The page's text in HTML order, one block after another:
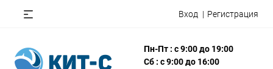
Вход Регистрация
Пн-Пт : с 9:00 до 19:00
Сб : с 9:00 до 16:00